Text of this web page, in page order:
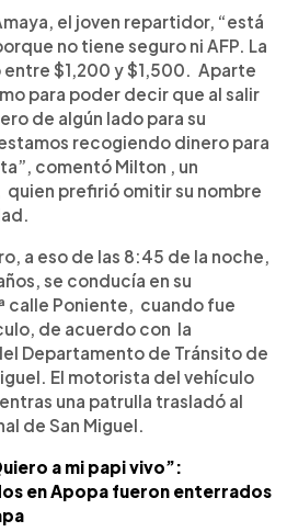
el joven repartidor, “está
no tiene seguro ni AFP. La
$1,200 y $1,500. Aparte
para poder decir que al salir
de algún lado para su
recogiendo dinero para
comentó Milton , un
prefirió omitir su nombre
a eso de las 8:45 de la noche,
se conducía en su
calle Poniente, cuando fue
de acuerdo con la
Departamento de Tránsito de
El motorista del vehículo
una patrulla trasladó al
de San Miguel.
a mi papi vivo”:
en Apopa fueron enterrados